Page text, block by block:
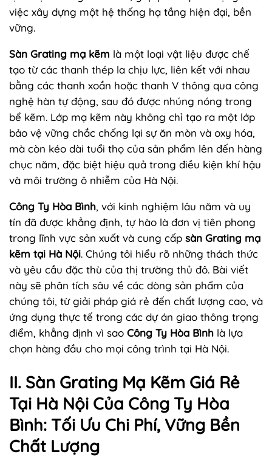
việc xây dựng một hệ thống hạ tầng hiện đại, bền
vững.
Sàn Grating mạ kẽm là một loại vật liệu được chế
tạo từ các thanh thép la chịu lực, liên kết với nhau
bằng các thanh xoắn hoặc thanh V thông qua công
nghệ hàn tự động, sau đó được nhúng nóng trong
bể kẽm. Lớp mạ kẽm này không chỉ tạo ra một lớp
bảo vệ vững chắc chống lại sự ăn mòn và oxy hóa,
mà còn kéo dài tuổi thọ của sản phẩm lên đến hàng
chục năm, đặc biệt hiệu quả trong điều kiện khí hậu
và môi trường ô nhiễm của Hà Nội.
Công Ty Hòa Bình, với kinh nghiệm lâu năm và uy
tín đã được khẳng định, tự hào là đơn vị tiên phong
trong lĩnh vực sản xuất và cung cấp sàn Grating mạ
kẽm tại Hà Nội. Chúng tôi hiểu rõ những thách thức
và yêu cầu đặc thù của thị trường thủ đô. Bài viết
này sẽ phân tích sâu về các dòng sản phẩm của
chúng tôi, từ giải pháp giá rẻ đến chất lượng cao, và
ứng dụng thực tế trong các dự án giao thông trọng
điểm, khẳng định vì sao Công Ty Hòa Bình là lựa
chọn hàng đầu cho mọi công trình tại Hà Nội.
II. Sàn Grating Mạ Kẽm Giá Rẻ
Tại Hà Nội Của Công Ty Hòa
Bình: Tối Ưu Chi Phí, Vững Bền
Chất Lượng